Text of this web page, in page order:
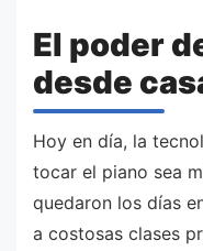
El poder
desde
Hoy en día, la
tocar el piano sea
quedaron los días
a costosas clases